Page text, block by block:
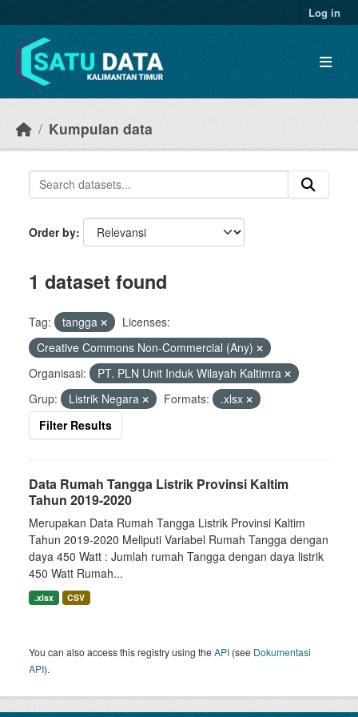
Log in
Kumpulan data
Order by
1 dataset found
Tag: tangga
Licenses:
Creative Commons Non-Commercial (Any)
Organisasi:
PT. PLN Unit Induk Wilayah Kaltimra
Grup:
Listrik Negara Formats:
.xlsx
Filter Results
Data Rumah Tangga Listrik Provinsi Kaltim
Tahun 2019-2020
Merupakan Data Rumah Tangga Listrik Provinsi Kaltim
Tahun 2019-2020 Meliputi Variabel Rumah Tangga dengan
daya 450 Watt : Jumlah rumah Tangga dengan daya listrik
450 Watt Rumah...
.xlsx CSV
You can also access this registry using theAPI (see Dokumentasi
API).